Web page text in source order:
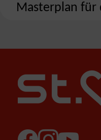
Masterplan für